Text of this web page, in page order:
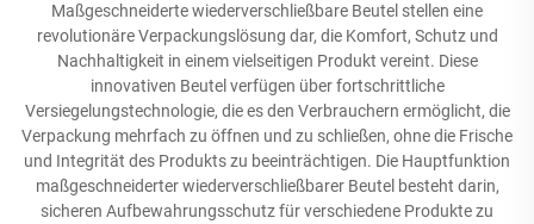
Maßgeschneiderte wiederverschließbare Beutel stellen eine
revolutionäre Verpackungslösung dar, die Komfort, Schutz und
Nachhaltigkeit in einem vielseitigen Produkt vereint. Diese
innovativen Beutel verfügen über fortschrittliche
Versiegelungstechnologie, die es den Verbrauchern ermöglicht, die
Verpackung mehrfach zu öffnen und zu schließen, ohne die Frische
und Integrität des Produkts zu beeinträchtigen. Die Hauptfunktion
maßgeschneiderter wiederverschließbarer Beutel besteht darin,
sicheren Aufbewahrungsschutz für verschiedene Produkte zu